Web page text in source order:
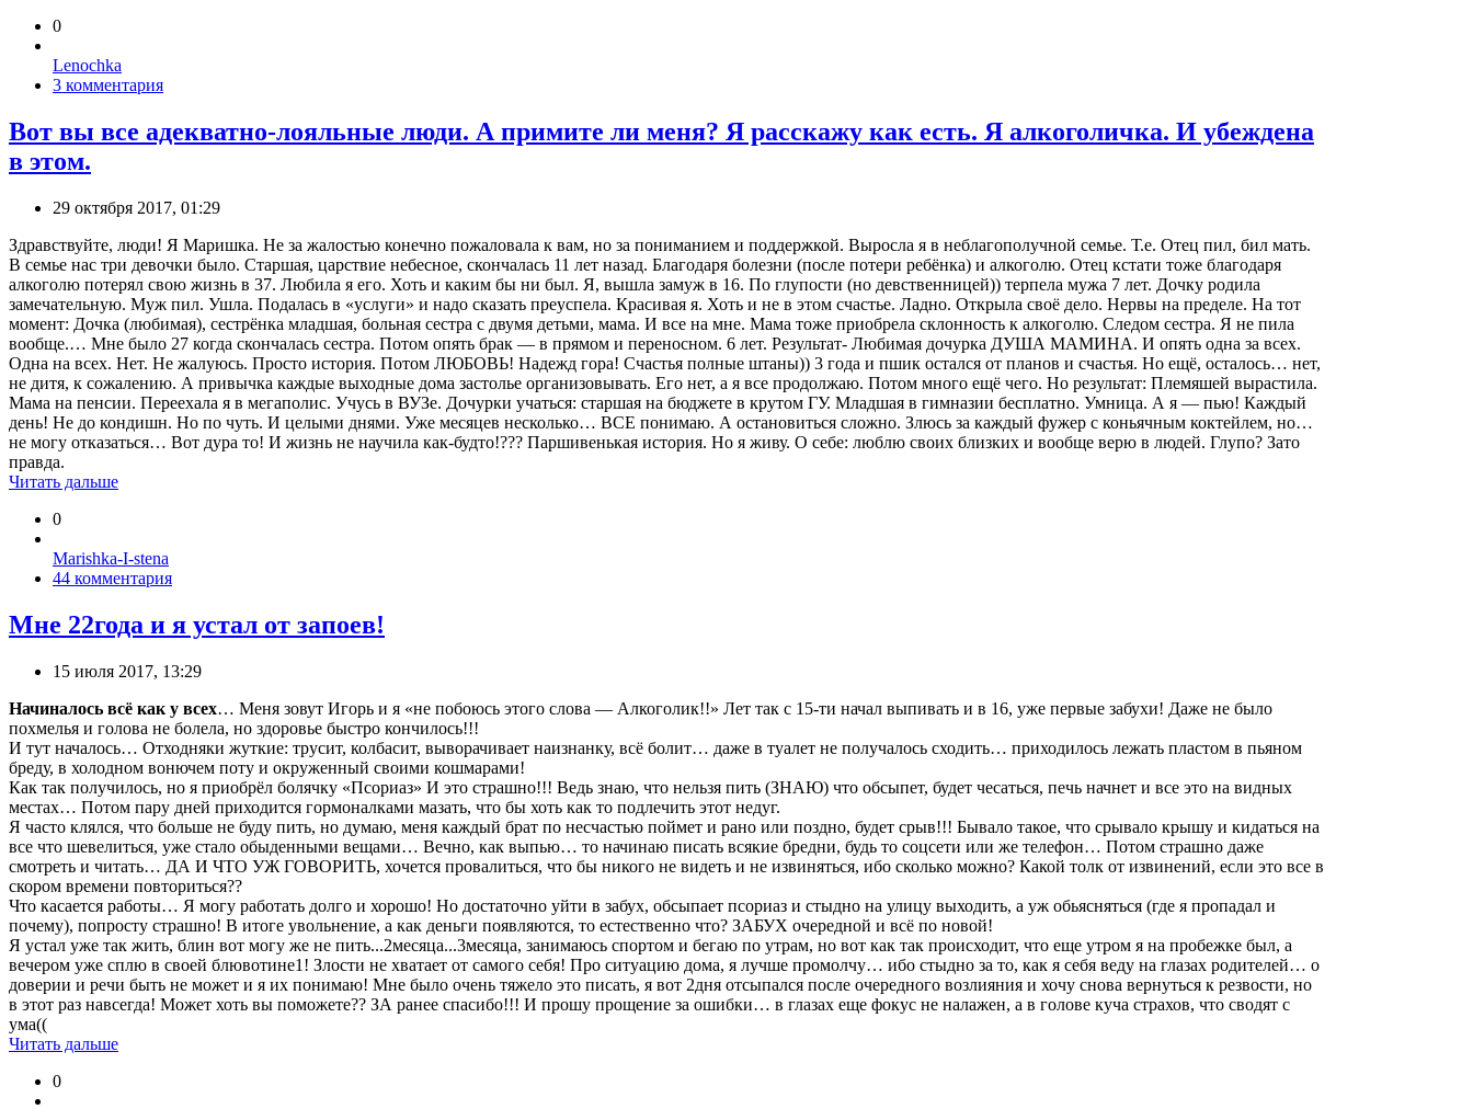
0
Lenochka
3 комментария
Вот вы все адекватно-лояльные люди. А примите ли меня? Я расскажу как есть. Я алкоголичка. И убеждена
в этом.
29 октября 2017, 01:29
Здравствуйте, люди! Я Маришка. Не за жалостью конечно пожаловала к вам, но за пониманием и поддержкой. Выросла я в неблагополучной семье. Т.е. Отец пил, бил мать.
В семье нас три девочки было. Старшая, царствие небесное, скончалась 11 лет назад. Благодаря болезни (после потери ребёнка) и алкоголю. Отец кстати тоже благодаря
алкоголю потерял свою жизнь в 37. Любила я его. Хоть и каким бы ни был. Я, вышла замуж в 16. По глупости (но девственницей)) терпела мужа 7 лет. Дочку родила
замечательную. Муж пил. Ушла. Подалась в «услуги» и надо сказать преуспела. Красивая я. Хоть и не в этом счастье. Ладно. Открыла своё дело. Нервы на пределе. На тот
момент: Дочка (любимая), сестрёнка младшая, больная сестра с двумя детьми, мама. И все на мне. Мама тоже приобрела склонность к алкоголю. Следом сестра. Я не пила
вообще.… Мне было 27 когда скончалась сестра. Потом опять брак — в прямом и переносном. 6 лет. Результат- Любимая дочурка ДУША МАМИНА. И опять одна за всех.
Одна на всех. Нет. Не жалуюсь. Просто история. Потом ЛЮБОВЬ! Надежд гора! Счастья полные штаны)) 3 года и пшик остался от планов и счастья. Но ещё, осталось… нет,
не дитя, к сожалению. А привычка каждые выходные дома застолье организовывать. Его нет, а я все продолжаю. Потом много ещё чего. Но результат: Племяшей вырастила.
Мама на пенсии. Переехала я в мегаполис. Учусь в ВУЗе. Дочурки учаться: старшая на бюджете в крутом ГУ. Младшая в гимназии бесплатно. Умница. А я — пью! Каждый
день! Не до кондишн. Но по чуть. И целыми днями. Уже месяцев несколько… ВСЕ понимаю. А остановиться сложно. Злюсь за каждый фужер с коньячным коктейлем, но…
не могу отказаться… Вот дура то! И жизнь не научила как-будто!??? Паршивенькая история. Но я живу. О себе: люблю своих близких и вообще верю в людей. Глупо? Зато
правда.
Читать дальше
0
Marishka-I-stena
44 комментария
Мне 22года и я устал от запоев!
15 июля 2017, 13:29
Начиналось всё как у всех… Меня зовут Игорь и я «не побоюсь этого слова — Алкоголик!!» Лет так с 15-ти начал выпивать и в 16, уже первые забухи! Даже не было
похмелья и голова не болела, но здоровье быстро кончилось!!!
И тут началось… Отходняки жуткие: трусит, колбасит, выворачивает наизнанку, всё болит… даже в туалет не получалось сходить… приходилось лежать пластом в пьяном
бреду, в холодном вонючем поту и окруженный своими кошмарами!
Как так получилось, но я приобрёл болячку «Псориаз» И это страшно!!! Ведь знаю, что нельзя пить (ЗНАЮ) что обсыпет, будет чесаться, печь начнет и все это на видных
местах… Потом пару дней приходится гормоналками мазать, что бы хоть как то подлечить этот недуг.
Я часто клялся, что больше не буду пить, но думаю, меня каждый брат по несчастью поймет и рано или поздно, будет срыв!!! Бывало такое, что срывало крышу и кидаться на
все что шевелиться, уже стало обыденными вещами… Вечно, как выпью… то начинаю писать всякие бредни, будь то соцсети или же телефон… Потом страшно даже
смотреть и читать… ДА И ЧТО УЖ ГОВОРИТЬ, хочется провалиться, что бы никого не видеть и не извиняться, ибо сколько можно? Какой толк от извинений, если это все в
скором времени повториться??
Что касается работы… Я могу работать долго и хорошо! Но достаточно уйти в забух, обсыпает псориаз и стыдно на улицу выходить, а уж обьясняться (где я пропадал и
почему), попросту страшно! В итоге увольнение, а как деньги появляются, то естественно что? ЗАБУХ очередной и всё по новой!
Я устал уже так жить, блин вот могу же не пить...2месяца...3месяца, занимаюсь спортом и бегаю по утрам, но вот как так происходит, что еще утром я на пробежке был, а
вечером уже сплю в своей блювотине1! Злости не хватает от самого себя! Про ситуацию дома, я лучше промолчу… ибо стыдно за то, как я себя веду на глазах родителей… о
доверии и речи быть не может и я их понимаю! Мне было очень тяжело это писать, я вот 2дня отсыпался после очередного возлияния и хочу снова вернуться к резвости, но
в этот раз навсегда! Может хоть вы поможете?? ЗА ранее спасибо!!! И прошу прощение за ошибки… в глазах еще фокус не налажен, а в голове куча страхов, что сводят с
ума((
Читать дальше
0